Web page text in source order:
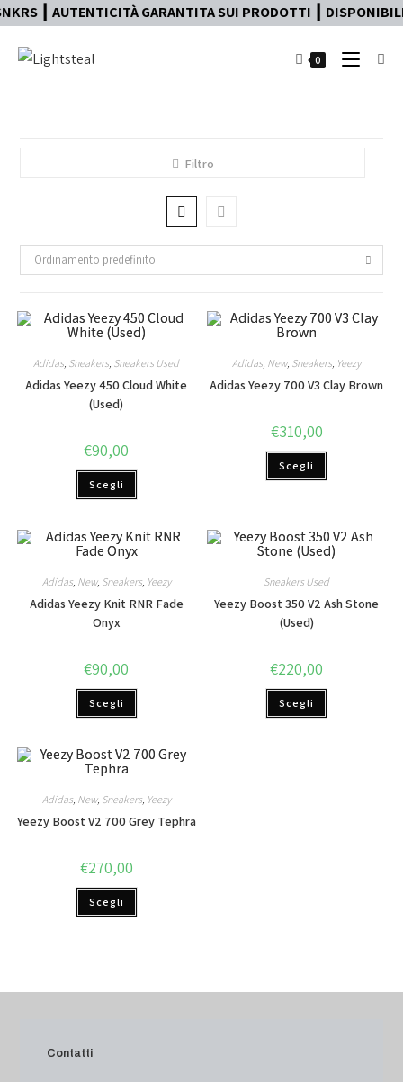
AUTENTICITÀ GARANTITA SUI PRODOTTI ┃
0
Filtro
Ordinamento predefinito
Adidas, Sneakers, Sneakers Used
Adidas Yeezy 450 Cloud White
(Used)
€90,00
Scegli
Adidas, New, Sneakers, Yeezy
Adidas Yeezy 700 V3 Clay Brown
€310,00
Scegli
Adidas, New, Sneakers, Yeezy
Adidas Yeezy Knit RNR Fade
Onyx
€90,00
Scegli
Sneakers Used
Yeezy Boost 350 V2 Ash Stone
(Used)
€220,00
Scegli
Adidas, New, Sneakers, Yeezy
Yeezy Boost V2 700 Grey Tephra
€270,00
Scegli
Contatti